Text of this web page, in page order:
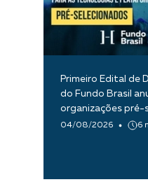
Primeiro Edital de
do Fundo Brasil
organizações pré-
04/08/2026 6